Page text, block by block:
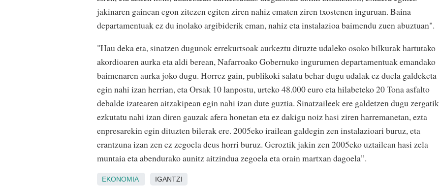
jakinaren gainean egon zitezen egiten ziren nahiz ematen ziren txostenen inguruan. Baina
departamentuak ez du inolako argibiderik eman, nahiz eta instalazioa baimendu zuen abuztuan".
"Hau deka eta, sinatzen dugunok errekurtsoak aurkeztu dituzte udaleko osoko bilkurak hartutako
akordioaren aurka eta aldi berean, Nafarroako Gobernuko ingurumen departamentuak emandako
baimenaren aurka joko dugu. Horrez gain, publikoki salatu behar dugu udalak ez duela galdeketa
egin nahi izan herrian, eta Orsak 10 lanpostu, urteko 48.000 euro eta hilabeteko 20 Tona asfalto
debalde izatearen aitzakipean egin nahi izan dute guztia. Sinatzaileek ere galdetzen dugu zergatik
ezkutatu nahi izan diren gauzak afera honetan eta ez dakigu noiz hasi ziren harremanetan, ezta
enpresarekin egin dituzten bilerak ere. 2005eko irailean galdegin zen instalazioari buruz, eta
erantzuna izan zen ez zegoela deus horri buruz. Geroztik jakin zen 2005eko uztailean hasi zela
muntaia eta abendurako aunitz aitzindua zegoela eta orain martxan dagoela”.
EKONOMIA IGANTZI